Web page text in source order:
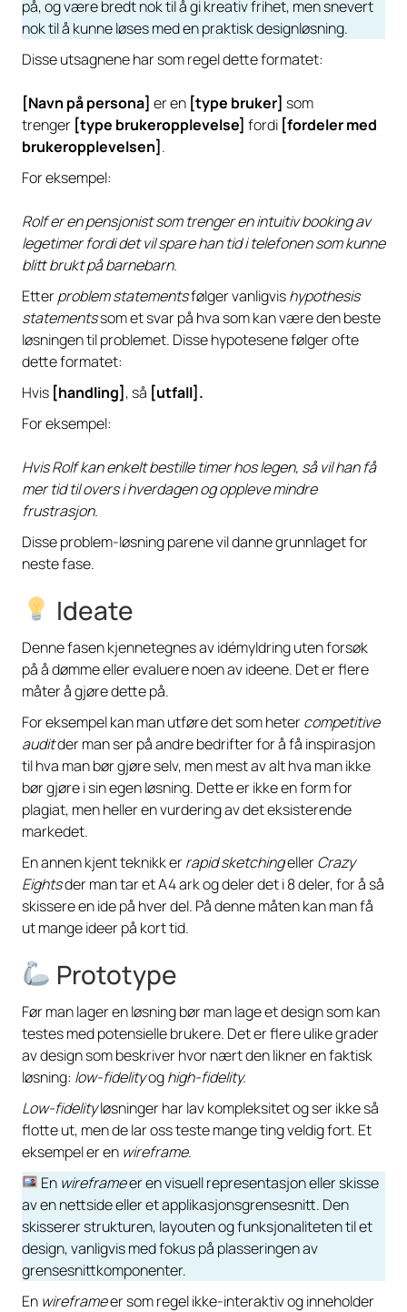
på, og være bredt nok til å gi kreativ frihet, men snevert
nok til å kunne løses med en praktisk designløsning.
Disse utsagnene har som regel dette formatet:
[Navn på persona] er en [type bruker] som
trenger [type brukeropplevelse] fordi [fordeler med
brukeropplevelsen].
For eksempel:
Rolf er en pensjonist som trenger en intuitiv booking av
legetimer fordi det vil spare han tid i telefonen som kunne
blitt brukt på barnebarn.
Etterproblem statementsfølger vanligvishypothesis
statementssom et svar på hva som kan være den beste
løsningen til problemet. Disse hypotesene følger ofte
dette formatet:
Hvis [handling], så [utfall].
For eksempel:
Hvis Rolf kan enkelt bestille timer hos legen, så vil han få
mer tid til overs i hverdagen og oppleve mindre
frustrasjon.
Disse problem-løsning parene vil danne grunnlaget for
neste fase.
Ideate
Denne fasen kjennetegnes av idémyldring uten forsøk
på å dømme eller evaluere noen av ideene. Det er flere
måter å gjøre dette på.
For eksempel kan man utføre det som hetercompetitive
auditder man ser på andre bedrifter for å få inspirasjon
til hva man bør gjøre selv, men mest av alt hva man ikke
bør gjøre i sin egen løsning. Dette er ikke en form for
plagiat, men heller en vurdering av det eksisterende
markedet.
En annen kjent teknikk errapid sketchingellerCrazy
Eightsder man tar et A4 ark og deler det i 8 deler, for å så
skissere en ide på hver del. På denne måten kan man få
ut mange ideer på kort tid.
Prototype
Før man lager en løsning bør man lage et design som kan
testes med potensielle brukere. Det er flere ulike grader
av design som beskriver hvor nært den likner en faktisk
løsning: low-fidelityoghigh-fidelity.
Low-fidelityløsninger har lav kompleksitet og ser ikke så
flotte ut, men de lar oss teste mange ting veldig fort. Et
eksempel er en wireframe.
En wireframeer en visuell representasjon eller skisse
av en nettside eller et applikasjonsgrensesnitt. Den
skisserer strukturen, layouten og funksjonaliteten til et
design, vanligvis med fokus på plasseringen av
grensesnittkomponenter.
En wireframeer som regel ikke-interaktiv og inneholder